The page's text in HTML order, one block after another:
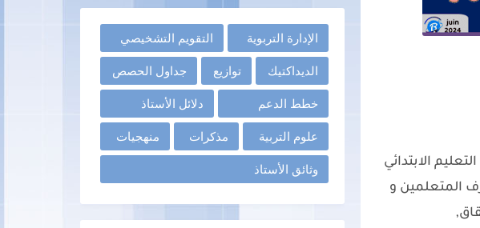
الابتدائي
المتعلمين و
الإدارة التربوية التقويم التشخيصي
الديداكتيك توازيع جداول الحصص
خطط الدعم دلائل الأستاذ
علوم التربية مذكرات منهجيات
وثائق الأستاذ